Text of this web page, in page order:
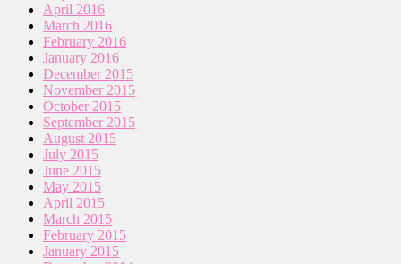
April 2016
March 2016
February 2016
January 2016
December 2015
November 2015
October 2015
September 2015
August 2015
July 2015
June 2015
May 2015
April 2015
March 2015
February 2015
January 2015